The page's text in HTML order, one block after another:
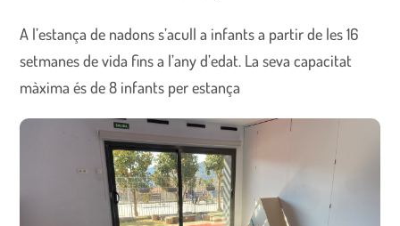
A l’estança de nadons s’acull a infants a partir de les 16
setmanes de vida fins a l’any d’edat. La seva capacitat
màxima és de 8 infants per estança